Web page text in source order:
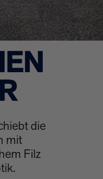
die
mit
Filz